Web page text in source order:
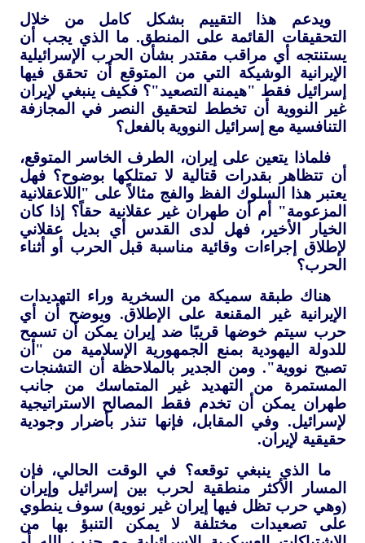
ويدعم هذا التقييم بشكل كامل من خلال
التحقيقات القائمة على المنطق. ما الذي يجب أن
يستنتجه أي مراقب مقتدر بشأن الحرب الإسرائيلية
الإيرانية الوشيكة التي من المتوقع أن تحقق فيها
إسرائيل فقط "هيمنة التصعيد"؟ فكيف ينبغي لإيران
غير النووية أن تخطط لتحقيق النصر في المجازفة
التنافسية مع إسرائيل النووية بالفعل؟
فلماذا يتعين على إيران، الطرف الخاسر المتوقع،
أن تتظاهر بقدرات قتالية لا تمتلكها بوضوح؟ فهل
يعتبر هذا السلوك الفظ والفج مثالاً على "اللاعقلانية
المزعومة" أم أن طهران غير عقلانية حقاً؟ إذا كان
الخيار الأخير، فهل لدى القدس أي بديل عقلاني
لإطلاق إجراءات وقائية مناسبة قبل الحرب أو أثناء
الحرب؟
هناك طبقة سميكة من السخرية وراء التهديدات
الإيرانية غير المقنعة على الإطلاق. ويوضح أن أي
حرب سيتم خوضها قريبًا ضد إيران يمكن أن تسمح
للدولة اليهودية بمنع الجمهورية الإسلامية من "أن
تصبح نووية". ومن الجدير بالملاحظة أن التشنجات
المستمرة من التهديد غير المتماسك من جانب
طهران يمكن أن تخدم فقط المصالح الاستراتيجية
لإسرائيل. وفي المقابل، فإنها تنذر بأضرار وجودية
حقيقية لإيران.
ما الذي ينبغي توقعه؟ في الوقت الحالي، فإن
المسار الأكثر منطقية لحرب بين إسرائيل وإيران
(وهي حرب تظل فيها إيران غير نووية) سوف ينطوي
على تصعيدات مختلفة لا يمكن التنبؤ بها من